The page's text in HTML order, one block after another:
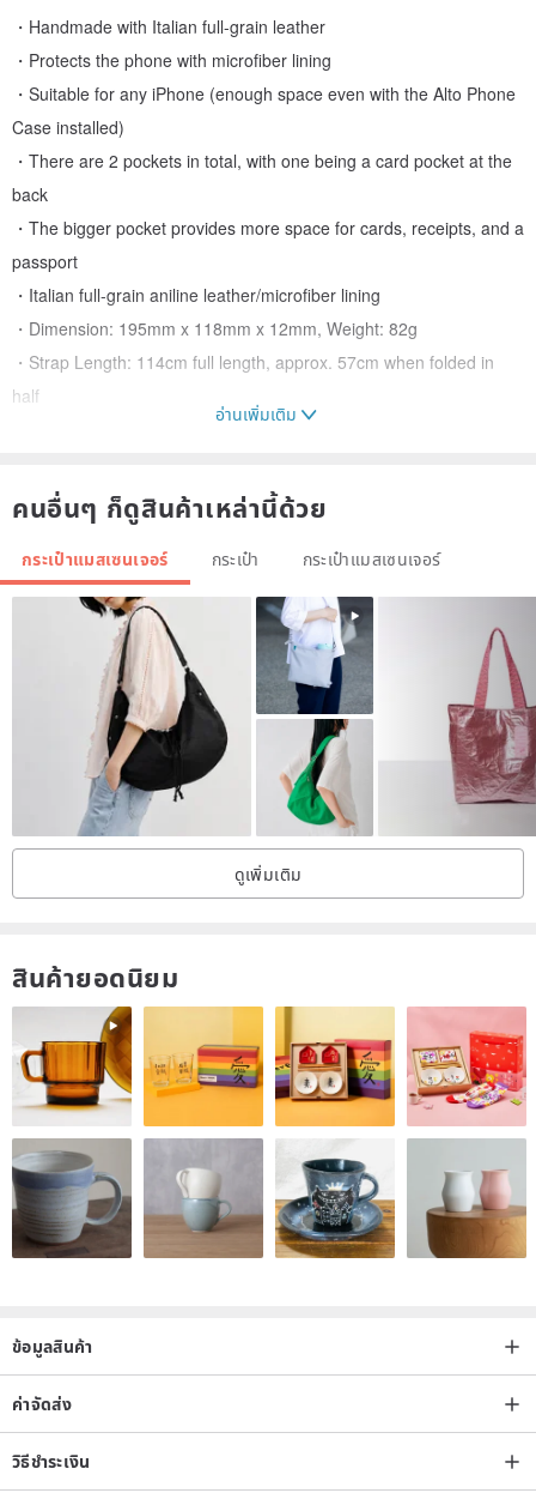
・Handmade with Italian full-grain leather
・Protects the phone with microfiber lining
・Suitable for any iPhone (enough space even with the Alto Phone
Case installed)
・There are 2 pockets in total, with one being a card pocket at the
back
・The bigger pocket provides more space for cards, receipts, and a
passport
・Italian full-grain aniline leather/microfiber lining
・Dimension: 195mm x 118mm x 12mm, Weight: 82g
・Strap Length: 114cm full length, approx. 57cm when folded in
half
・Add Gift Wrapping >> www.pinkoi.com/product/PGqVFgEy
alto’s Natural Leather Products may change after a while to present
unique colors, which is the interesting part dedicated to top natural
leathers only.
–Graceful presence of delicate leather
The pattern of genuine leather will gradually change with time and
–Uncluttered design and phone portable
Three leather patinas, the simple and subtle design goes well with
everyday use, being space-efficient in the pocket.
–Strap with pressure-reducing design
Carry your phone sideways or on the neck, without adding pressure
to your body.
stored at the same place.
Microfiber lining securing phone storage.
อ่านเพิ่มเติม
คนอื่นๆ ก็ดูสินค้าเหล่านี้ด้วย
กระเป๋าแมสเซนเจอร์ กระเป๋า กระเป๋าแมสเซนเจอร์
ดูเพิ่มเติม
สินค้ายอดนิยม
ข้อมูลสินค้า
ค่าจัดส่ง
วิธีชำระเงิน